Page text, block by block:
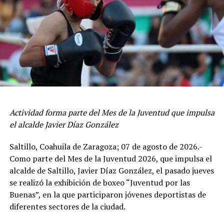
Durante la presentación se dio a conocer que el IV
Torneo Anual de Pádel Smash Padel se desarrollará del 2
al 15 de noviembre y que las inscripciones ya están
disponibles a través de la App Pádel Draw, con cierre el
próximo 28 de octubre.
El director del Instituto Estatal del Deporte en Coahuila,
deportivas en todas las disciplinas.
en su cuarta edición, es muy importante tener
instalaciones deportivas, pero es igual de importante
darles vida a través de este tipo de competencias”,
afirmó el director del Inedec.
Gabriel de las Fuentes, integrante del Consejo Directivo
Actividad forma parte del Mes de la Juventud que impulsa
el alcalde Javier Díaz González
Saltillo, Coahuila de Zaragoza; 07 de agosto de 2026.-
Como parte del Mes de la Juventud 2026, que impulsa el
alcalde de Saltillo, Javier Díaz González, el pasado jueves
se realizó la exhibición de boxeo “Juventud por las
Buenas”, en la que participaron jóvenes deportistas de
diferentes sectores de la ciudad.